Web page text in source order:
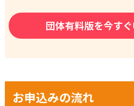
団体有料版を今す
お申込みの流れ